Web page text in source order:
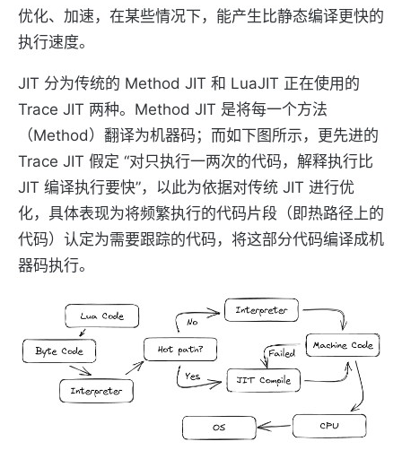
优化、加速，在某些情况下，能产生比静态编译更快的
执行速度。
JIT 分为传统的 Method JIT 和 LuaJIT 正在使用的
Trace JIT 两种。Method JIT 是将每一个方法
（Method）翻译为机器码；而如下图所示，更先进的
Trace JIT 假定 “对只执行一两次的代码，解释执行比
JIT 编译执行要快”，以此为依据对传统 JIT 进行优
化，具体表现为将频繁执行的代码片段（即热路径上的
代码）认定为需要跟踪的代码，将这部分代码编译成机
器码执行。